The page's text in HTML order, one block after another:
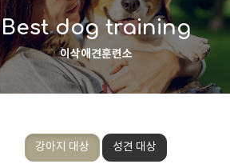
Best dog training
이삭애견훈련소
강아지 대상 성견 대상